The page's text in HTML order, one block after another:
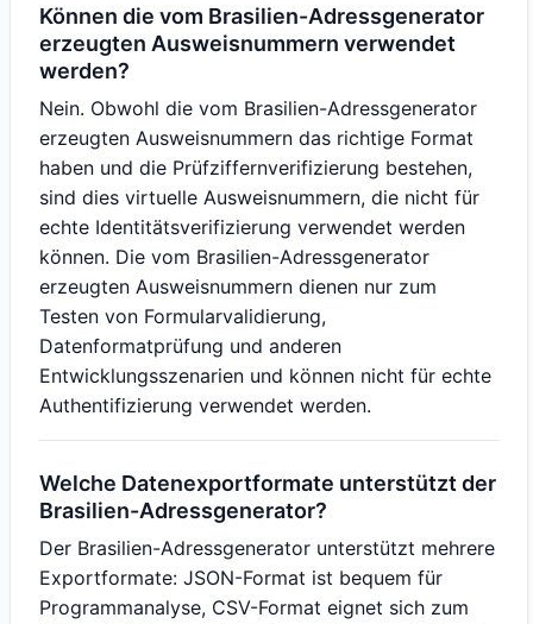
Können die vom Brasilien-Adressgenerator
erzeugten Ausweisnummern verwendet
werden?
Nein. Obwohl die vom Brasilien-Adressgenerator
erzeugten Ausweisnummern das richtige Format
haben und die Prüfziffernverifizierung bestehen,
sind dies virtuelle Ausweisnummern, die nicht für
echte Identitätsverifizierung verwendet werden
können. Die vom Brasilien-Adressgenerator
erzeugten Ausweisnummern dienen nur zum
Testen von Formularvalidierung,
Datenformatprüfung und anderen
Entwicklungsszenarien und können nicht für echte
Authentifizierung verwendet werden.
Welche Datenexportformate unterstützt der
Brasilien-Adressgenerator?
Der Brasilien-Adressgenerator unterstützt mehrere
Exportformate: JSON-Format ist bequem für
Programmanalyse, CSV-Format eignet sich zum